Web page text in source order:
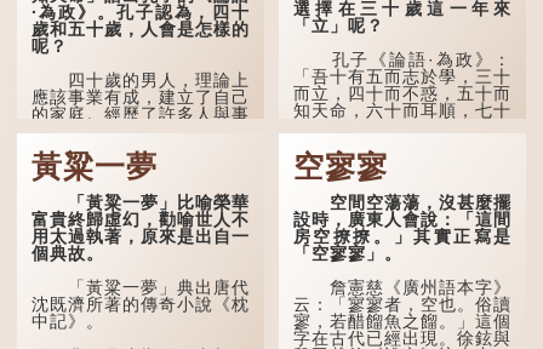
·為政》。孔子認為，四十
歲和五十歲，人會是怎樣的
呢？
四十歲的男人，理論上
應該事業有成，建立了自己
的家庭。經歷了許多人與事
之後，對事物有了自己的判
斷能力，不會輕易為表象所
迷惑。
孔子在《論語·子罕》
也說：「知者不惑，仁者不
憂，勇者不懼。」「知」與
智慧的「智」相通，四十歲
的男人應已累積足夠智慧，
不再對自己的人生感到困
惑、憂慮與恐懼。
選擇在三十歲這一年來
「立」呢？
孔子《論語·為政》：
「吾十有五而志於學，三十
而立，四十而不惑，五十而
知天命，六十而耳順，七十
在古代，男子一般於二
十歲進行冠禮，冠禮完成後
便是成人，但由於未達壯
年，所以又稱「弱冠」。
《禮記·曲禮》明確記載：
「人生十年曰幼，學；二十
曰弱，冠；三十曰壯，有
室。」這說明三十歲在...
黃粱一夢
「黃粱一夢」比喻榮華
富貴終歸虛幻，勸喻世人不
用太過執著，原來是出自一
個典故。
「黃粱一夢」典出唐代
沈既濟所著的傳奇小說《枕
中記》。
空寥寥
空間空蕩蕩，沒甚麼擺
設時，廣東人會說：「這間
房空撩撩。」其實正寫是
「空寥寥」。
詹憲慈《廣州語本字》
云：「寥寥者，空也。俗讀
寥，若醋餾魚之餾。」這個
字在古代已經出現。徐鉉與